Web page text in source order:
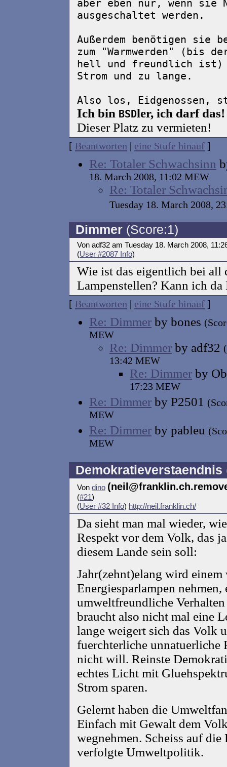
aber eben nur, wenn sie
ausgeschaltet werden.
Außerdem benötigen sie
zum "Warmwerden" (bis
hell und freundlich ist)
Strom und zu lange.
Also los, Eidgenossen,
Ich bin BSDler, ich darf das!
Dieser Platz zu vermieten!
[ Beantworten | eine Stufe hinauf ]
Re: Totaler Schwachsinn
18. March 2008, 11:02 MEW
Re: Totaler
Tuesday 18. March 2008,
Dimmer (Score:1)
Von adf32 am Tuesday 18. March 2008,
(User #2087 Info)
Wie ist das eigentlich bei all
Lampenstellen? Kann ich
[ Beantworten | eine Stufe hinauf ]
Re: Dimmer by bones
MEW
Re: Dimmer by adf32
13:42 MEW
Re: Dimmer by
17:23 MEW
Re: Dimmer by P2501
MEW
Re: Dimmer by pableu
MEW
Demokratieverstaendnis
Von dino
(#21)
(User #32 Info) http://neil.franklin.ch/
Da sieht man mal wieder,
Respekt vor dem Volk, das
diesem Lande sein soll:
Jahr(zehnt)elang wird
Energiesparlampen nehmen,
umweltfreundliche
braucht also nicht mal eine
lange weigert sich das Volk
fuerchterliche unnatuerliche
nicht will. Reinste
echtes Licht mit
Strom sparen.
Gelernt haben die
Einfach mit Gewalt dem
wegnehmen. Scheiss auf
verfolgte Umweltpolitik.